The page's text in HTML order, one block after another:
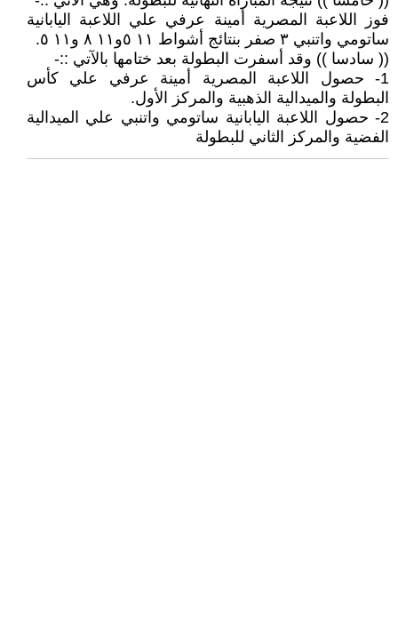
فوز اللاعبة المصرية أمينة عرفي علي اللاعبة اليابانية
ساتومي واتنبي ٣ صفر بنتائج أشواط ١١ ٥و١١ ٨ و١١ ٥.
(( سادسا )) وقد أسفرت البطولة بعد ختامها بالآتي ::-
1- حصول اللاعبة المصرية أمينة عرفي علي كأس
البطولة والميدالية الذهبية والمركز الأول.
2- حصول اللاعبة اليابانية ساتومي واتنبي علي الميدالية
الفضية والمركز الثاني للبطولة